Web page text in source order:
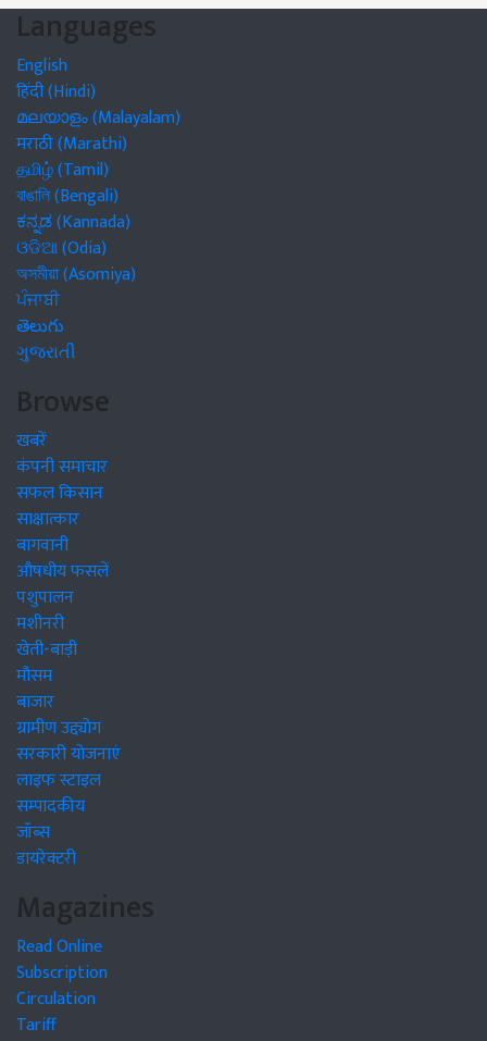
Languages
English
हिंदी (Hindi)
മലയാളം (Malayalam)
मराठी (Marathi)
தமிழ் (Tamil)
বাঙালি (Bengali)
ಕನ್ನಡ (Kannada)
ଓଡିଆ (Odia)
অসমীয়া (Asomiya)
ਪੰਜਾਬੀ
తెలుగు
ગુજરાતી
Browse
खबरें
कंपनी समाचार
सफल किसान
साक्षात्कार
बागवानी
औषधीय फसलें
पशुपालन
मशीनरी
खेती-बाड़ी
मौसम
बाजार
ग्रामीण उद्द्योग
सरकारी योजनाएं
लाइफ स्टाइल
सम्पादकीय
जॉब्स
डायरेक्टरी
Magazines
Read Online
Subscription
Circulation
Tariff